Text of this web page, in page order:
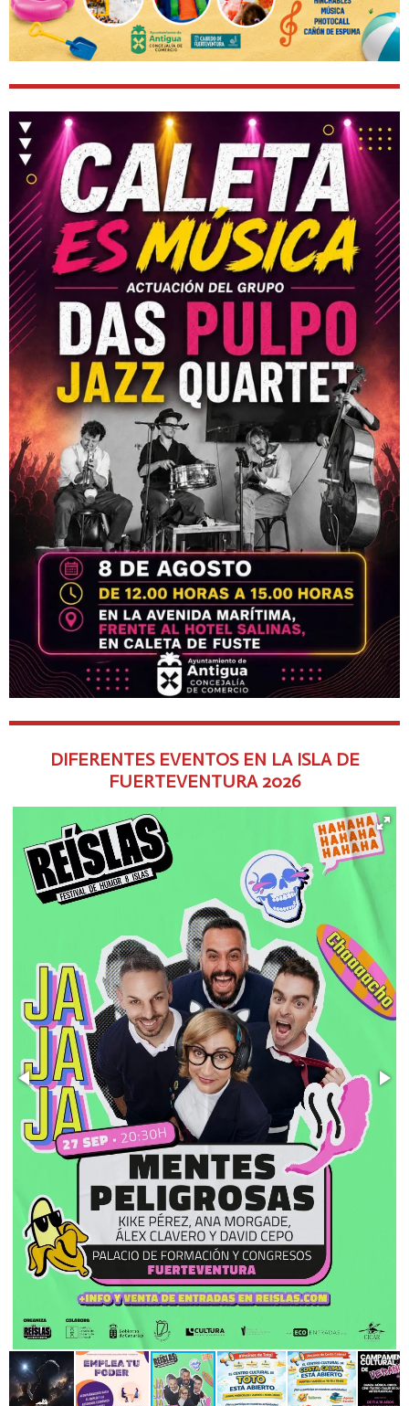
DIFERENTES EVENTOS EN LA ISLA DE
FUERTEVENTURA 2026